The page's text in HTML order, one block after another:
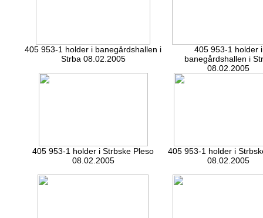
405 953-1 holder i banegårdshallen i
Strba 08.02.2005
405 953-1 holder i
banegårdshallen i
08.02.2005
405 953-1 holder i Strbske Pleso
08.02.2005
405 953-1 holder i
08.02.2005